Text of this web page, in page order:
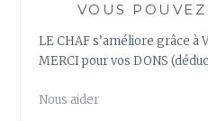
VOUS
LE CHAF s’améliore grâce à
MERCI pour vos DONS
Nous aider